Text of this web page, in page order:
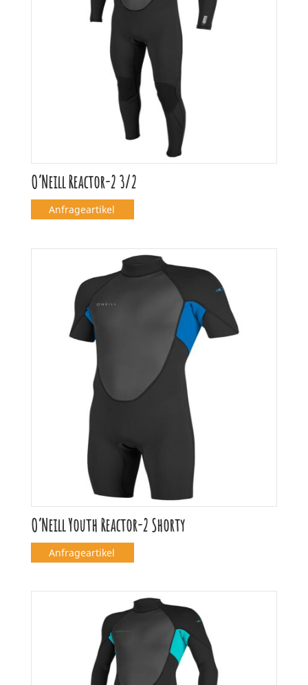
O’Neill Reactor-2 3/2
Anfrageartikel
O’Neill Youth Reactor-2 Shorty
Anfrageartikel